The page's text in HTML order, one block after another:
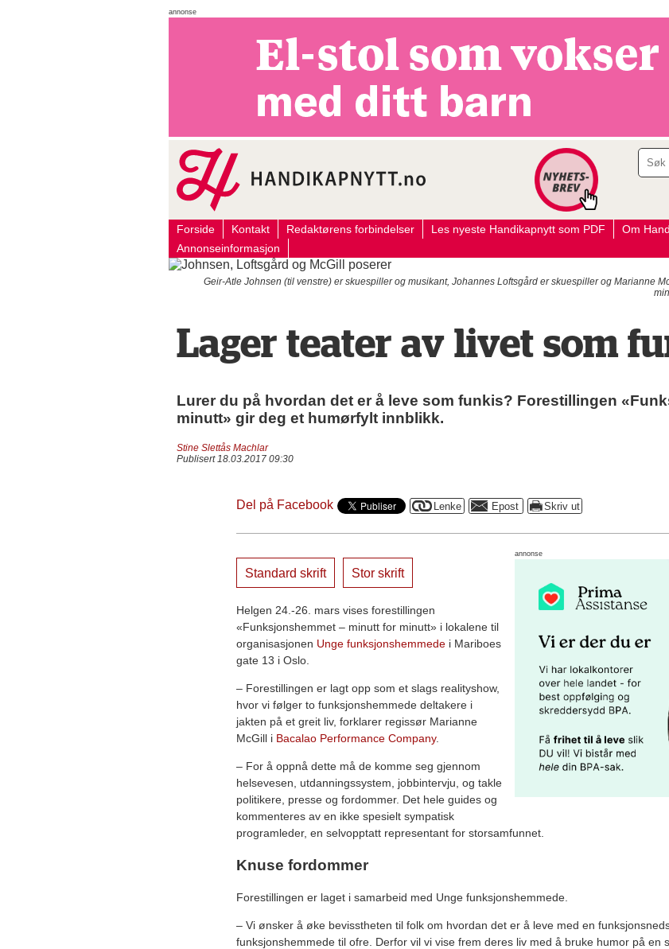
annonse
Forside Kontakt Redaktørens forbindelser Les nyeste Handikapnytt som PDF Om
Annonseinformasjon
Geir-Atle Johnsen (til venstre) er skuespiller og musikant, Johannes Loftsgård er skuespiller og Marianne
Lager teater av livet som
Lurer du på hvordan det er å leve som funkis? Forestillingen
minutt» gir deg et humørfylt innblikk.
Stine Slettås Machlar
Publisert 18.03.2017 09:30
Del på Facebook
annonse
Standard skrift Stor skrift
Helgen 24.-26. mars vises forestillingen
«Funksjonshemmet – minutt for minutt» i lokalene til
organisasjonen Unge funksjonshemmede i Mariboes
gate 13 i Oslo.
– Forestillingen er lagt opp som et slags realityshow,
hvor vi følger to funksjonshemmede deltakere i
jakten på et greit liv, forklarer regissør Marianne
McGill i Bacalao Performance Company.
– For å oppnå dette må de komme seg gjennom
helsevesen, utdanningssystem, jobbintervju, og takle
politikere, presse og fordommer. Det hele guides og
kommenteres av en ikke spesielt sympatisk
programleder, en selvopptatt representant for storsamfunnet.
Knuse fordommer
Forestillingen er laget i samarbeid med Unge funksjonshemmede.
– Vi ønsker å øke bevisstheten til folk om hvordan det er å leve med en
funksjonshemmede til ofre. Derfor vil vi vise frem deres liv med å bruke humor på en